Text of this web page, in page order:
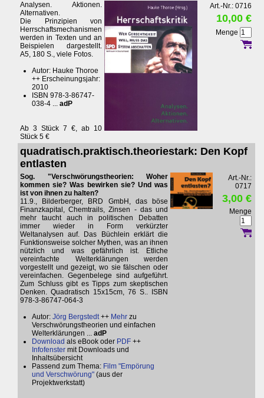
Analysen. Aktionen.
Alternativen.
Die Prinzipien von
Herrschaftsmechanismen
werden in Texten und an
Beispielen dargestellt.
A5, 180 S., viele Fotos.
Autor: Hauke Thoroe
++ Erscheinungsjahr:
2010
ISBN 978-3-86747-
038-4 ... adP
Ab 3 Stück 7 €, ab 10
Stück 5 €
Art.-Nr.: 0716
10,00 €
Menge
quadratisch.praktisch.theoriestark: Den Kopf
entlasten
Sog. "Verschwörungstheorien: Woher
kommen sie? Was bewirken sie? Und was
ist von ihnen zu halten?
11.9., Bilderberger, BRD GmbH, das böse
Finanzkapital, Chemtrails, Zinsen - das und
mehr taucht auch in politischen Debatten
immer wieder in Form verkürzter
Weltanalysen auf. Das Büchlein erklärt die
Funktionsweise solcher Mythen, was an ihnen
nützlich und was gefährlich ist. Etliche
vereinfachte Welterklärungen werden
vorgestellt und gezeigt, wo sie fälschen oder
vereinfachen. Gegenbelege sind aufgeführt.
Zum Schluss gibt es Tipps zum skeptischen
Denken. Quadratisch 15x15cm, 76 S.. ISBN
978-3-86747-064-3
Autor: Jörg Bergstedt++ Mehr zu
Verschwörungstheorien und einfachen
Welterklärungen ... adP
Download als eBook oder PDF ++
Infofenster mit Downloads und
Inhaltsübersicht
Passend zum Thema: Film "Empörung
und Verschwörung" (aus der
Projektwerkstatt)
Art.-Nr.:
0717
3,00 €
Menge